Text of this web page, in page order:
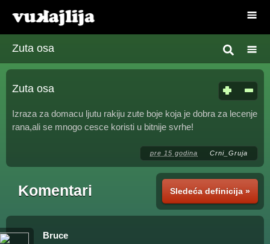
Zuta osa
Zuta osa
Izraza za domacu ljutu rakiju zute boje koja je dobra za lecenje
rana,ali se mnogo cesce koristi u bitnije svrhe!
pre 15 godina Crni_Gruja
Sledeća definicija »
Komentari
Bruce